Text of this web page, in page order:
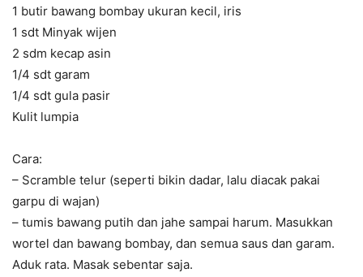
1 butir bawang bombay ukuran kecil, iris
1 sdt Minyak wijen
2 sdm kecap asin
1/4 sdt garam
1/4 sdt gula pasir
Kulit lumpia
Cara:
– Scramble telur (seperti bikin dadar, lalu diacak pakai
garpu di wajan)
– tumis bawang putih dan jahe sampai harum. Masukkan
wortel dan bawang bombay, dan semua saus dan garam.
Aduk rata. Masak sebentar saja.